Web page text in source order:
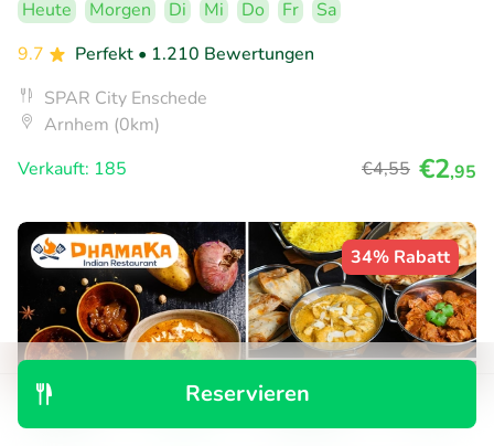
Reservieren
Heute Morgen Di Mi Do Fr
Sa
9.7
Perfekt • 1.210 Bewertungen
SPAR City Enschede
Arnhem (0km)
Verkauft: 185
€4,55 €2,95
34% Rabatt